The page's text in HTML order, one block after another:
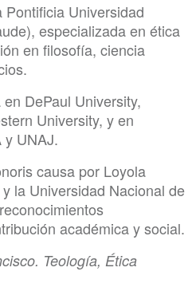
Universidad
especializada en ética
en filosofía, ciencia
DePaul University,
University, y en
y UNAJ.
causa por Loyola
la Universidad Nacional de
académica y social.
Teología, Ética